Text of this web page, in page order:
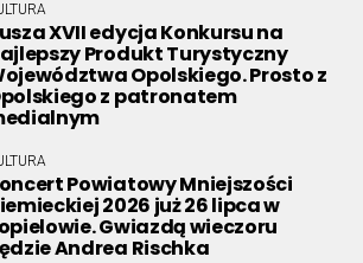
XVII edycja Konkursu na
Produkt Turystyczny
Opolskiego. Prosto z
z patronatem
Powiatowy Mniejszości
2026 już 26 lipca w
Gwiazdą wieczoru
Andrea Rischka